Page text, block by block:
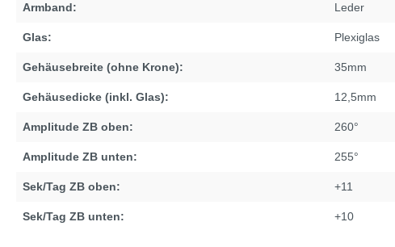
Armband: Leder
Glas: Plexiglas
Gehäusebreite (ohne Krone): 35mm
Gehäusedicke (inkl. Glas): 12,5mm
Amplitude ZB oben: 260°
Amplitude ZB unten: 255°
Sek/Tag ZB oben: +11
Sek/Tag ZB unten: +10